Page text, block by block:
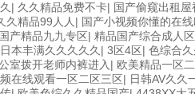
| 久久精品免费不卡| 国产偷窥出租
久精品99人人 | 国产小视频你懂的在
国产精品九九专区| 精品国产综合成人区
日本丰满久久久久久 | 3区4区| 色综合
室拨开老师内裤进入 | 欧美精品一区
在线观看一区二区三区| 日韩AV久久